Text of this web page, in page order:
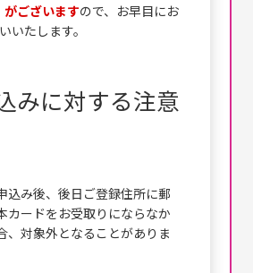
ございますので、お早目にお
いたします。
みに対する注意
込み後、後日ご登録住所に郵
カードをお受取りにならなか
、対象外となることがありま